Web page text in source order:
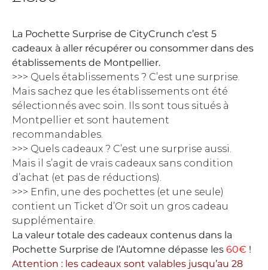
La Pochette Surprise de CityCrunch c’est 5
cadeaux à aller récupérer ou consommer dans des
établissements de Montpellier.
>>> Quels établissements ? C’est une surprise.
Mais sachez que les établissements ont été
sélectionnés avec soin. Ils sont tous situés à
Montpellier et sont hautement
recommandables.
>>> Quels cadeaux ? C’est une surprise aussi.
Mais il s’agit de vrais cadeaux sans condition
d’achat (et pas de réductions).
>>> Enfin, une des pochettes (et une seule)
contient un Ticket d’Or soit un gros cadeau
supplémentaire.
La valeur totale des cadeaux contenus dans la
Pochette Surprise de l’Automne dépasse les 60€ !
Attention : les cadeaux sont valables jusqu’au 28